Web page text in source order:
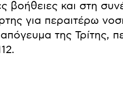
βοήθειες και στη
για περαιτέρω
της Τρίτης,